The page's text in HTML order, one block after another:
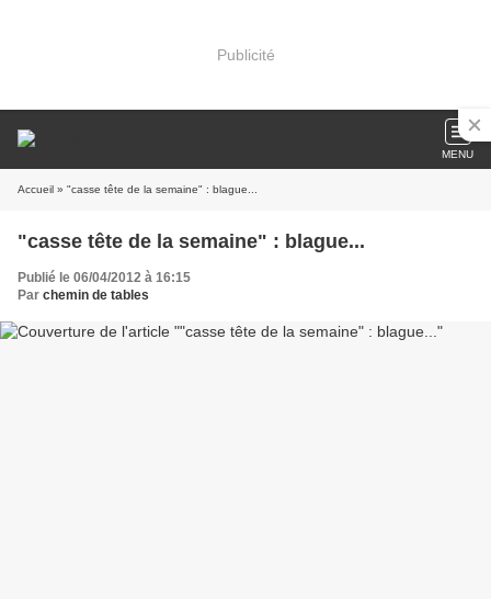
Publicité
MENU
Accueil » "casse tête de la semaine" : blague...
"casse tête de la semaine" : blague...
Publié le 06/04/2012 à 16:15
Par chemin de tables